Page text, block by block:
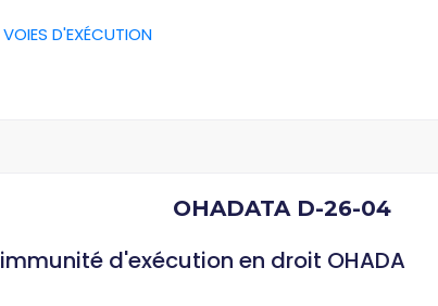
D'EXÉCUTION
OHADATA D-26-04
d'exécution en droit OHADA